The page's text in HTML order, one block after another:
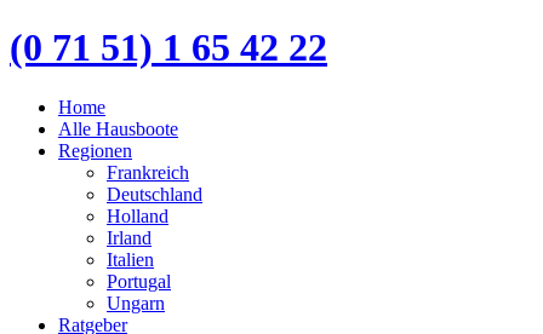
(0 71 51) 1 65 42 22
Home
Alle Hausboote
Regionen
Frankreich
Deutschland
Holland
Irland
Italien
Portugal
Ungarn
Ratgeber